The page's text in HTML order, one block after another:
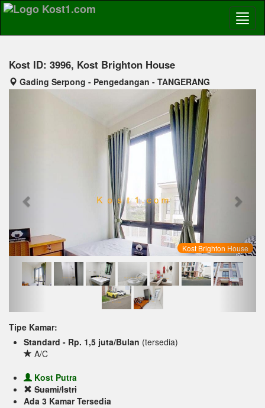
Kost ID: 3996, Kost Brighton House
Gading Serpong - Pengedangan - TANGERANG
Kost Brighton House
Tipe Kamar:
Standard - Rp. 1,5 juta/Bulan (tersedia)
A/C
Kost Putra
Suami/Istri
Ada 3 Kamar Tersedia